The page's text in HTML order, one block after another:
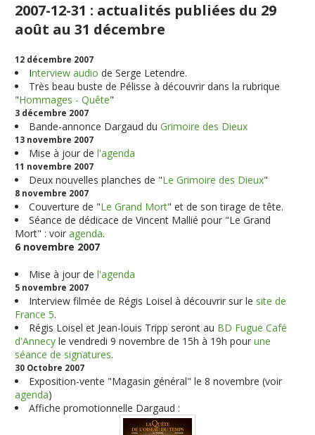
2007-12-31 : actualités publiées du 29
août au 31 décembre
12 décembre 2007
Interview audiode Serge Letendre.
Très beau buste de Pélisse à découvrir dans la rubrique
"Hommages - Quête"
3 décembre 2007
Bande-annonce Dargaud duGrimoire des Dieux
13 novembre 2007
Mise à jour del'agenda
11 novembre 2007
Deux nouvelles planches de "Le Grimoire des Dieux"
8 novembre 2007
Couverture de "Le Grand Mort" et de son tirage de tête.
Séance de dédicace de Vincent Mallié pour "Le Grand
Mort" : voiragenda.
6 novembre 2007
Mise à jour del'agenda
5 novembre 2007
Interview filmée de Régis Loisel à découvrir sur le site de
France 5.
Régis Loisel et Jean-louis Tripp seront au BD Fugue Café
d'Annecy le vendredi 9 novembre de 15h à 19h pourune
séance de signatures.
30 Octobre 2007
Exposition-vente "Magasin général" le 8 novembre (voir
agenda)
Affiche promotionnelle Dargaud :